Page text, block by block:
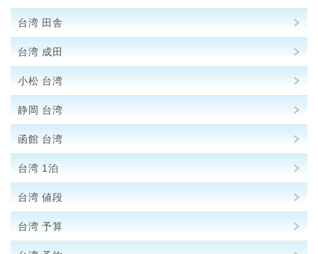
台湾 田舎
台湾 成田
小松 台湾
静岡 台湾
函館 台湾
台湾 1泊
台湾 値段
台湾 予算